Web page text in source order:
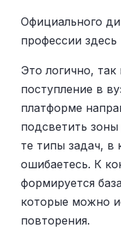
Официального
профессии
Это логично,
поступление в
платформе
подсветить
те типы задач, в
ошибаетесь. К
формируется
которые можно
повторения.